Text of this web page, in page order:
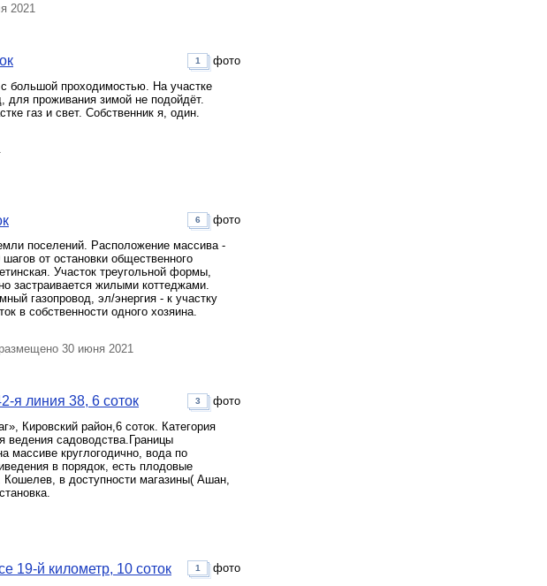
2021
большой проходимостью. На участке
проживания зимой не подойдёт.
газ и свет. Собственник я, один.
1 фото
поселений. Расположение массива -
от остановки общественного
Участок треугольной формы,
застраивается жилыми коттеджами.
газопровод, эл/энергия - к участку
в собственности одного хозяина.
6 фото
30 июня 2021
я линия 38, 6 соток
Кировский район,6 соток. Категория
ведения садоводства.Границы
массиве круглогодично, вода по
в порядок, есть плодовые
в доступности магазины( Ашан,
3 фото
19-й километр, 10 соток 1 фото